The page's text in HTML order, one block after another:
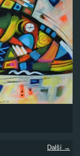
Další →